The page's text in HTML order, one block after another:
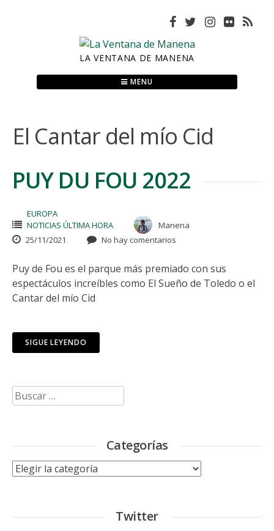
LA VENTANA DE MANENA
MENU
El Cantar del mío Cid
PUY DU FOU 2022
EUROPA
NOTICIAS ÚLTIMA HORA
Manena
25/11/2021
No hay comentarios
Puy de Fou es el parque más premiado con sus
espectáculos increíbles como El Sueño de Toledo o el
Cantar del mío Cid
SIGUE LEYENDO
Buscar:
Categorías
Categorías
Twitter